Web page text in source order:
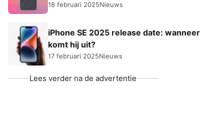
18 februari 2025Nieuws
iPhone SE 2025 release date: wanneer
komt hij uit?
17 februari 2025Nieuws
Lees verder na de advertentie